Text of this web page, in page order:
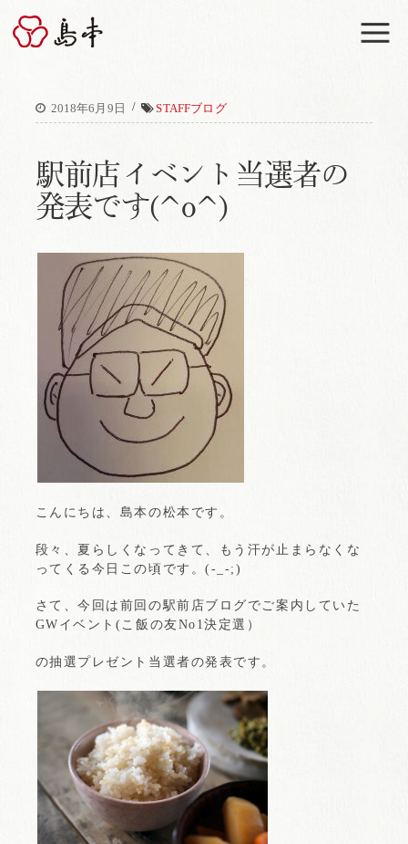
2018年6月9日 / STAFFブログ
駅前店イベント当選者の
発表です(^o^)
こんにちは、島本の松本です。
段々、夏らしくなってきて、もう汗が止まらなくな
ってくる今日この頃です。(-_-;)
さて、今回は前回の駅前店ブログでご案内していた
GWイベント(こ飯の友No1決定選）
の抽選プレゼント当選者の発表です。